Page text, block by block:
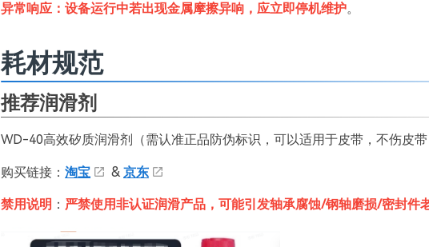
异常响应：设备运行中若出现金属摩擦异响，应立即停机维护。
耗材规范
推荐润滑剂
WD-40高效矽质润滑剂（需认准正品防伪标识，可以适用于皮带，不伤皮带
购买链接： 淘宝 & 京东
禁用说明 ： 严禁使用非认证润滑产品，可能引发轴承腐蚀/钢轴磨损/密封件